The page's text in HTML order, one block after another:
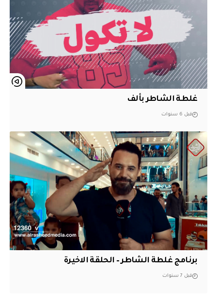
غلطة الشاطر بألف
قبل 6 سنوات
برنامج غلطة الشاطر – الحلقة الاخيرة
قبل 7 سنوات